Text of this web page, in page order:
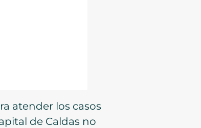
atender los casos
de Caldas no